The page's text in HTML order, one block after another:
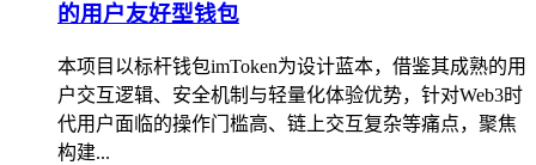
的用户友好型钱包
本项目以标杆钱包imToken为设计蓝本，借鉴其成熟的用
户交互逻辑、安全机制与轻量化体验优势，针对Web3时
代用户面临的操作门槛高、链上交互复杂等痛点，聚焦
构建...